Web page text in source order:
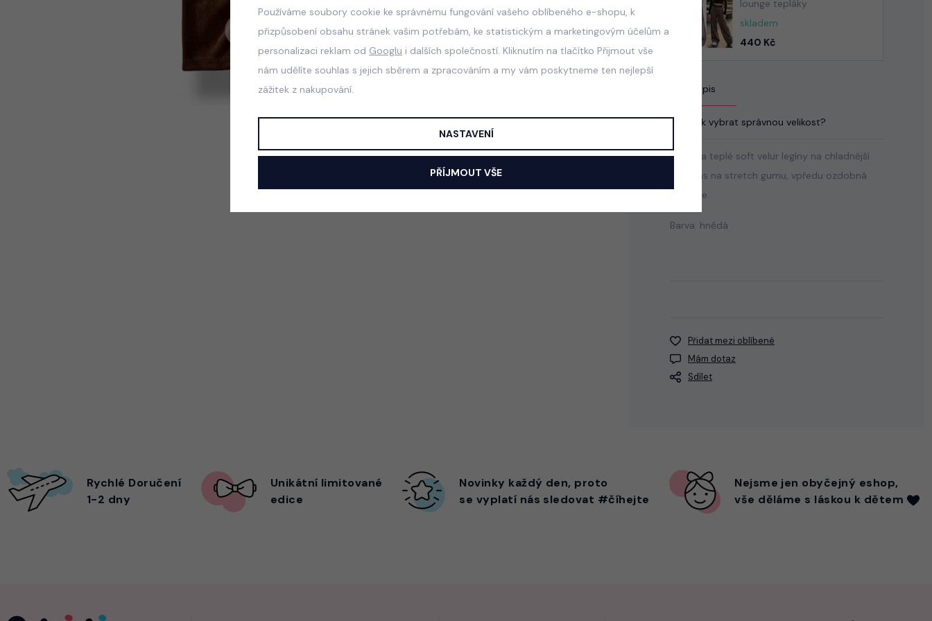
lounge tepláky
skladem
440 Kč
Popis
Jak vybrat správnou velikost?
Měkké a teplé soft velur legíny na chladnější
dny, pas na stretch gumu, vpředu ozdobná
aplikace.
Barva: hnědá
Přidat mezi oblíbené
Mám dotaz
Sdílet
Rychlé Doručení
1-2 dny
Unikátní limitované
edice
Novinky každý den, proto
se vyplatí nás sledovat #číhejte
Nejsme jen obyčejný eshop,
vše děláme s láskou k dětem
Používáme soubory cookie ke správnému fungování vašeho oblíbeného e-shopu, k
přizpůsobení obsahu stránek vašim potřebám, ke statistickým a marketingovým účelům a
personalizaci reklam od Googlu i dalších společností. Kliknutím na tlačítko Přijmout vše
nám udělíte souhlas s jejich sběrem a zpracováním a my vám poskytneme ten nejlepší
zážitek z nakupování.
NASTAVENÍ
PŘÍJMOUT VŠE